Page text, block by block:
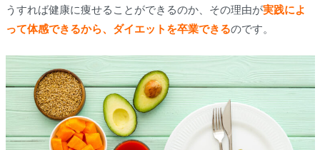
うすれば健康に痩せることができるのか、その理由が実践によ
って体感できるから、ダイエットを卒業できるのです。